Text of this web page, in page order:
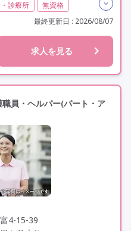
診療所
無資格
社会保険完備
学歴不問
最終更新日 : 2026/08/07
求人を見る
員・ヘルパー(パート・ア
4-15-39